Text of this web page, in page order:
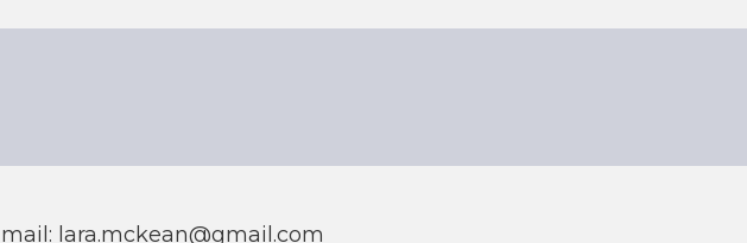
mail: lara.mckean@gmail.com